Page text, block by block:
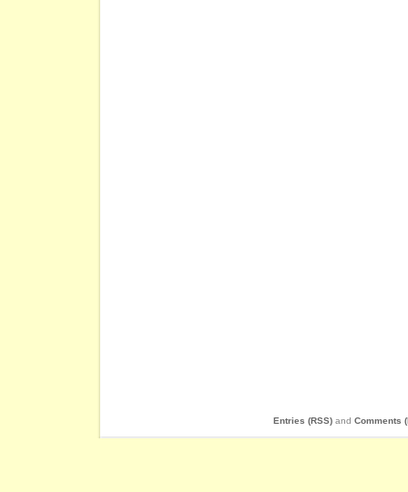
Entries (RSS) and Comments